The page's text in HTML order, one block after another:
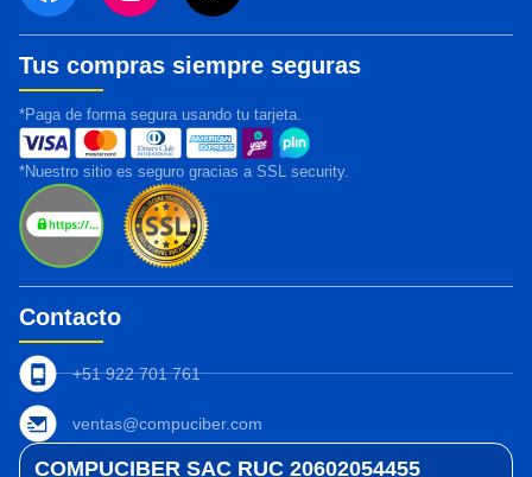
Tus compras siempre seguras
*Paga de forma segura usando tu tarjeta.
*Nuestro sitio es seguro gracias a SSL security.
Contacto
+51 922 701 761
ventas@compuciber.com
COMPUCIBER SAC RUC 20602054455